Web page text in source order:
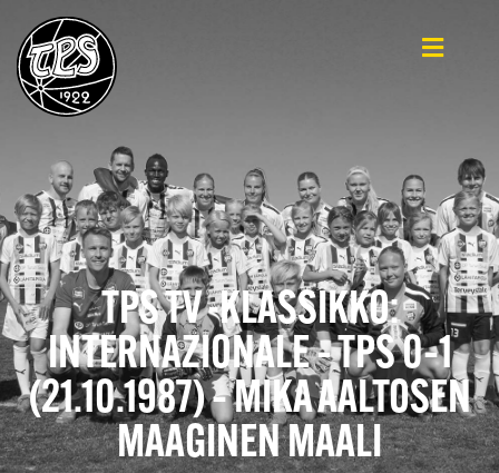
TPS TV -KLASSIKKO:
INTERNAZIONALE – TPS 0–1
(21.10.1987) – MIKA AALTOSEN
MAAGINEN MAALI